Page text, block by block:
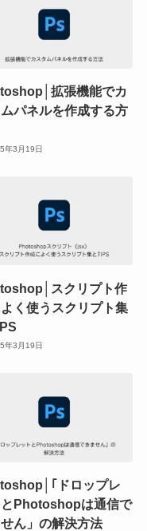
拡張機能でカ
パネルを作成する方
年3月19日
スクリプト作
く使うスクリプト集
年3月19日
｢ドロップレ
とPhotoshopは通信で
ん」の解決方法